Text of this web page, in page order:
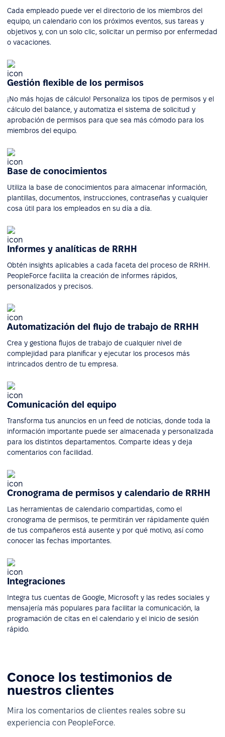
Cada empleado puede ver el directorio de los miembros del
equipo, un calendario con los próximos eventos, sus tareas y
objetivos y, con un solo clic, solicitar un permiso por enfermedad
o vacaciones.
Gestión flexible de los permisos
¡No más hojas de cálculo! Personaliza los tipos de permisos y el
cálculo del balance, y automatiza el sistema de solicitud y
aprobación de permisos para que sea más cómodo para los
miembros del equipo.
Base de conocimientos
Utiliza la base de conocimientos para almacenar información,
plantillas, documentos, instrucciones, contraseñas y cualquier
cosa útil para los empleados en su día a día.
Informes y analíticas de RRHH
Obtén insights aplicables a cada faceta del proceso de RRHH.
PeopleForce facilita la creación de informes rápidos,
personalizados y precisos.
Automatización del flujo de trabajo de RRHH
Crea y gestiona flujos de trabajo de cualquier nivel de
complejidad para planificar y ejecutar los procesos más
intrincados dentro de tu empresa.
Comunicación del equipo
Transforma tus anuncios en un feed de noticias, donde toda la
información importante puede ser almacenada y personalizada
para los distintos departamentos. Comparte ideas y deja
comentarios con facilidad.
Cronograma de permisos y calendario de RRHH
Las herramientas de calendario compartidas, como el
cronograma de permisos, te permitirán ver rápidamente quién
de tus compañeros está ausente y por qué motivo, así como
conocer las fechas importantes.
Integraciones
Integra tus cuentas de Google, Microsoft y las redes sociales y
mensajería más populares para facilitar la comunicación, la
programación de citas en el calendario y el inicio de sesión
rápido.
Conoce los testimonios de
nuestros clientes
Mira los comentarios de clientes reales sobre su
experiencia con PeopleForce.